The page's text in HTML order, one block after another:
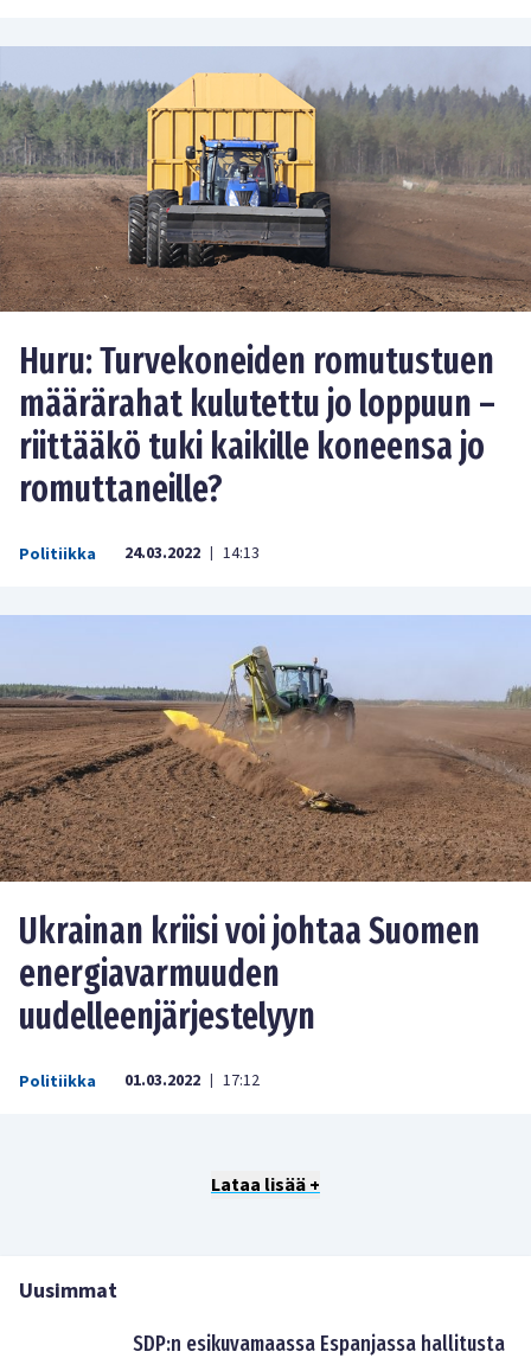
Huru: Turvekoneiden romutustuen
määrärahat kulutettu jo loppuun –
riittääkö tuki kaikille koneensa jo
romuttaneille?
Politiikka 24.03.2022 | 14:13
Ukrainan kriisi voi johtaa Suomen
energiavarmuuden
uudelleenjärjestelyyn
Politiikka 01.03.2022 | 17:12
Lataa lisää +
Uusimmat
SDP:n esikuvamaassa Espanjassa hallitusta